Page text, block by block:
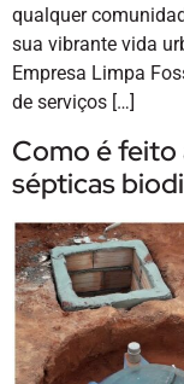
qualquer
sua vibrante vida
Empresa Limpa
de serviços […]
Como é feito
sépticas